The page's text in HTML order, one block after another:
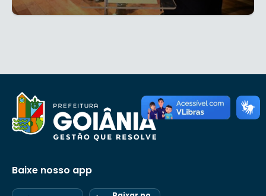
Baixe nosso app